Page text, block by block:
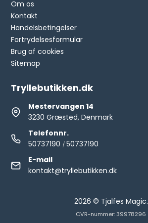
Om os
Kontakt
Handelsbetingelser
Fortrydelsesformular
Brug af cookies
Sitemap
Tryllebutikken.dk
Mestervangen 14
3230 Græsted, Denmark
Telefonnr.
50737190 /50737190
E-mail
kontakt@tryllebutikken.dk
2026 © Tjalfes Magic.
CVR-nummer: 39978296